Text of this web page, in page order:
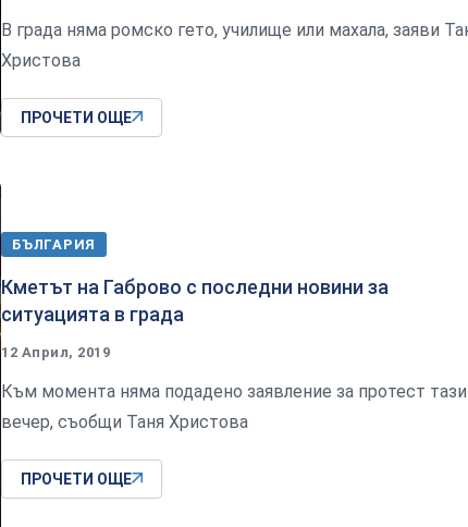
В града няма ромско гето, училище или махала, заяви
Христова
ПРОЧЕТИ ОЩЕ
БЪЛГАРИЯ
Кметът на Габрово с последни новини за
ситуацията в града
12 Април, 2019
Към момента няма подадено заявление за протест тази
вечер, съобщи Таня Христова
ПРОЧЕТИ ОЩЕ